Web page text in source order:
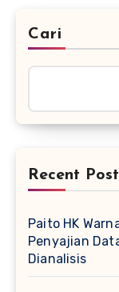
Cari
Recent
Paito HK
Penyajian
Dianalisis